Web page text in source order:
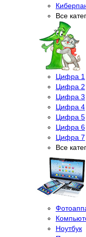
Все
Цифра 1
Цифра 2
Цифра 3
Цифра 4
Цифра 5
Цифра 6
Цифра 7
Все
Ноутбук